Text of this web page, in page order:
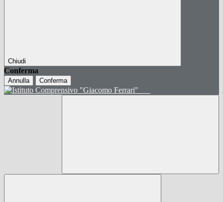
Chiudi
Conferma
Annulla Conferma